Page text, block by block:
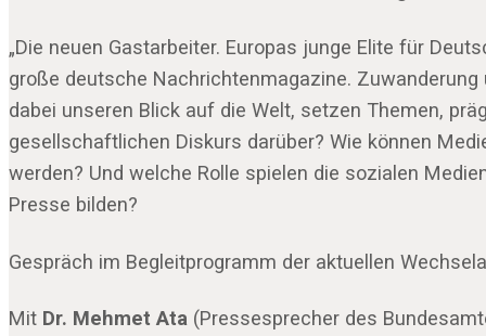
„Die neuen Gastarbeiter. Europas junge Elite für
große deutsche Nachrichtenmagazine.
dabei unseren Blick auf die Welt, setzen Themen,
gesellschaftlichen Diskurs darüber? Wie können
werden? Und welche Rolle spielen die sozialen
Presse bilden?
Gespräch im Begleitprogramm der aktuellen
Mit Dr. Mehmet Ata (Pressesprecher des